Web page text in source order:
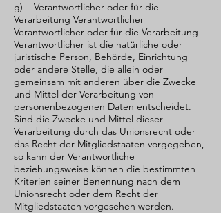
g) Verantwortlicher oder für die
Verarbeitung Verantwortlicher
Verantwortlicher oder für die Verarbeitung
Verantwortlicher ist die natürliche oder
juristische Person, Behörde, Einrichtung
oder andere Stelle, die allein oder
gemeinsam mit anderen über die Zwecke
und Mittel der Verarbeitung von
personenbezogenen Daten entscheidet.
Sind die Zwecke und Mittel dieser
Verarbeitung durch das Unionsrecht oder
das Recht der Mitgliedstaaten vorgegeben,
so kann der Verantwortliche
beziehungsweise können die bestimmten
Kriterien seiner Benennung nach dem
Unionsrecht oder dem Recht der
Mitgliedstaaten vorgesehen werden.